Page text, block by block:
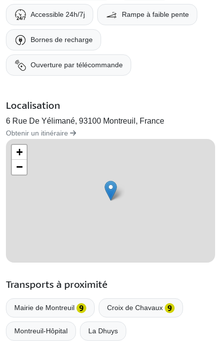
Accessible 24h/7j Rampe à faible pente
Bornes de recharge
Ouverture par télécommande
Localisation
6 Rue De Yélimané, 93100 Montreuil, France
Obtenir un itinéraire
+
−
Transports à proximité
Mairie de Montreuil Croix de Chavaux
Montreuil-Hôpital La Dhuys